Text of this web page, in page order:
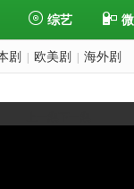
综艺
剧 欧美剧 海外剧